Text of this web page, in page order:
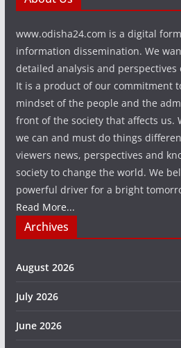
www.odisha24.com is a digital
information dissemination. We
detailed analysis and
It is a product of our commitment
mindset of the people and the
front of the society that affects us.
we can and must do things
viewers news, perspectives and
society to change the world. We
powerful driver for a bright
Read More...
Archives
August 2026
July 2026
June 2026